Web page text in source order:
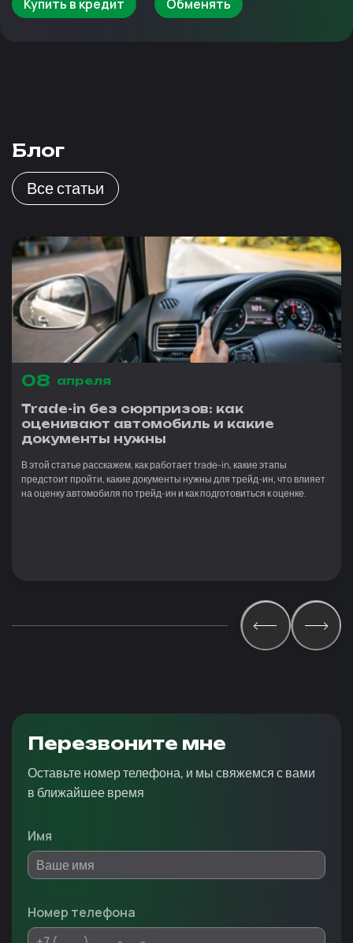
Купить в кредит Обменять
Блог
Все статьи
08 апреля
Trade-in без сюрпризов: как
оценивают автомобиль и какие
документы нужны
В этой статье расскажем, как работает trade-in, какие этапы
предстоит пройти, какие документы нужны для трейд-ин, что влияет
на оценку автомобиля по трейд-ин и как подготовиться к оценке.
Перезвоните мне
Оставьте номер телефона, и мы свяжемся с вами
в ближайшее время
Имя
Номер телефона